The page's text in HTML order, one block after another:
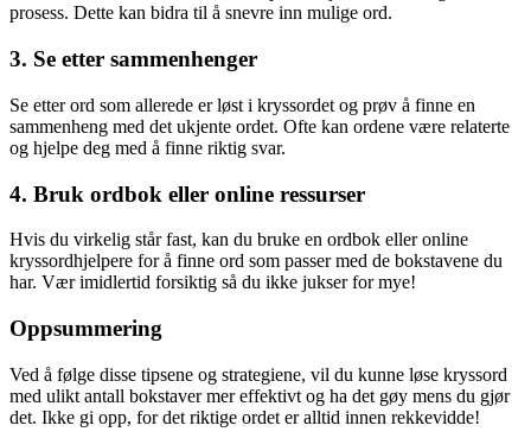
prosess. Dette kan bidra til å snevre inn mulige ord.
3. Se etter sammenhenger
Se etter ord som allerede er løst i kryssordet og prøv å finne en
sammenheng med det ukjente ordet. Ofte kan ordene være relaterte
og hjelpe deg med å finne riktig svar.
4. Bruk ordbok eller online ressurser
Hvis du virkelig står fast, kan du bruke en ordbok eller online
kryssordhjelpere for å finne ord som passer med de bokstavene du
har. Vær imidlertid forsiktig så du ikke jukser for mye!
Oppsummering
Ved å følge disse tipsene og strategiene, vil du kunne løse kryssord
med ulikt antall bokstaver mer effektivt og ha det gøy mens du gjør
det. Ikke gi opp, for det riktige ordet er alltid innen rekkevidde!